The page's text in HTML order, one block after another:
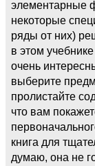
элементарные
некоторые
ряды от них)
в этом
очень
выберите
пролистайте
что вам
книга для
думаю, она не